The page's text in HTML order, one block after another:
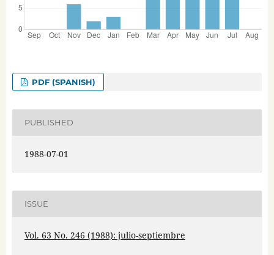
PDF (SPANISH)
PUBLISHED
1988-07-01
ISSUE
Vol. 63 No. 246 (1988): julio-septiembre